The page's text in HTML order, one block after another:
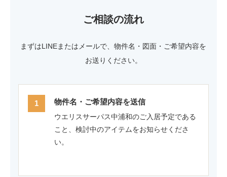
ご相談の流れ
まずはLINEまたはメールで、物件名・図面・ご希望内容を
お送りください。
物件名・ご希望内容を送信
ウエリスサーパス中浦和のご入居予定である
こと、検討中のアイテムをお知らせくださ
い。